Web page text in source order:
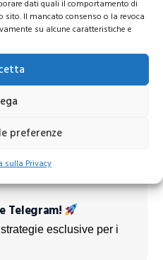
dati quali il comportamento di
Il mancato consenso o la revoca
su alcune caratteristiche e
preferenze
sulla Privacy
mettere nel mirino nei
Telegram!
esclusive per i